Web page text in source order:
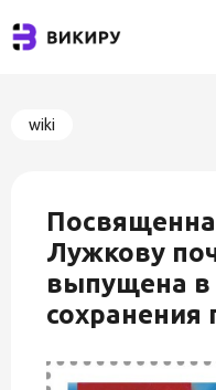
wiki
Лужкову
выпущена в
сохранения